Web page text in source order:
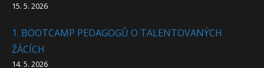
15. 5. 2026
1. BOOTCAMP PEDAGOGŮ O TALENTOVANÝCH
ŽÁCÍCH
14. 5. 2026